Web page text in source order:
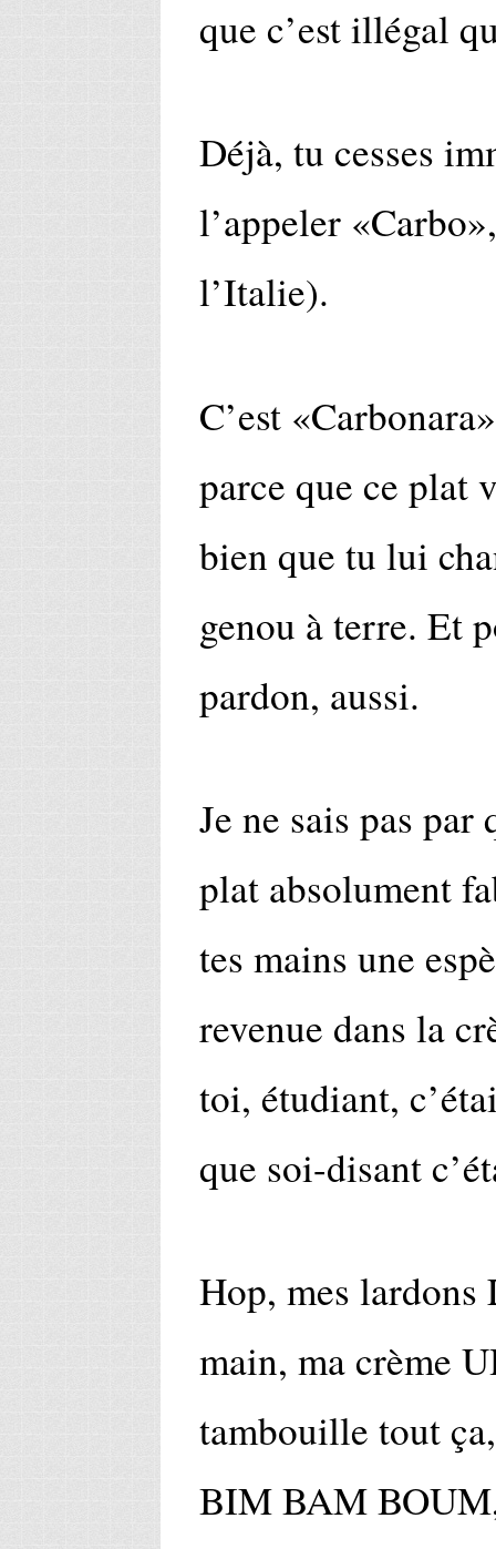
que c’est illégal
Déjà, tu cesses
l’appeler
l’Italie).
C’est
parce que ce plat
bien que tu lui
genou à terre. Et
pardon, aussi.
Je ne sais pas
plat absolument
tes mains une
revenue dans la
toi, étudiant,
que soi-disant
Hop, mes lardons
main, ma crème
tambouille tout
BIM BAM